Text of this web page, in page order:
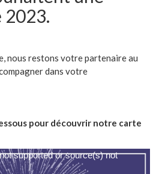
2023.
nous restons votre partenaire au
dans votre
pour découvrir notre carte
supported or source(s) not